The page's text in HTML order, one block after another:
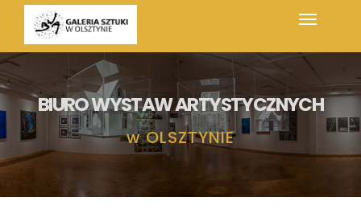
BIURO WYSTAW ARTYSTYCZNYCH
w OLSZTYNIE